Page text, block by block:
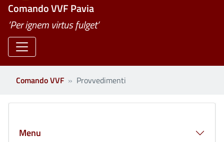
Comando VVF Pavia
’Per ignem virtus fulget’
Comando VVF Provvedimenti
Menu